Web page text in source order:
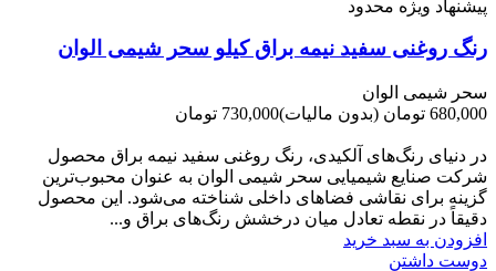
پیشنهاد ویژه محدود
رنگ روغنی سفید نیمه براق کیلو سحر شیمی الوان
سحر شیمی الوان
680,000 تومان
(بدون مالیات)730,000 تومان
در دنیای رنگ‌های آلکیدی، رنگ روغنی سفید نیمه براق محصول
شرکت صنایع شیمیایی سحر شیمی الوان به عنوان محبوب‌ترین
گزینه برای نقاشی فضاهای داخلی شناخته می‌شود. این محصول
دقیقاً در نقطه تعادل میان درخشش رنگ‌های براق و...
افزودن به سبد خرید
دوست داشتن